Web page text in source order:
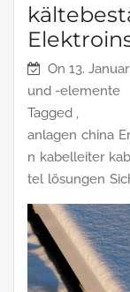
On 13.
und -elemente
Tagged ,
anlagen china
n kabelleiter
tel lösungen